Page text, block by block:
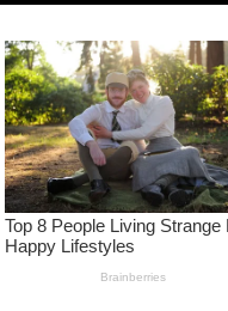
para
o
conteúdo